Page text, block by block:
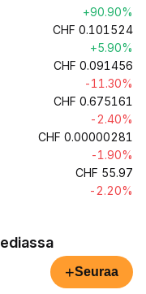
+90.90%
CHF 0.101524
+5.90%
CHF 0.091456
-11.30%
CHF 0.675161
-2.40%
CHF 0.00000281
-1.90%
CHF 55.97
-2.20%
+Seuraa